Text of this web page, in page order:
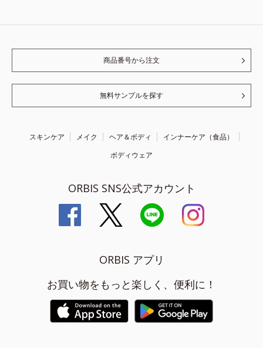
商品番号から注文
無料サンプルを探す
スキンケア メイク ヘア＆ボディ
インナーケア（食品）
ボディウェア
ORBIS SNS公式アカウント
ORBIS アプリ
お買い物をもっと楽しく、便利に！